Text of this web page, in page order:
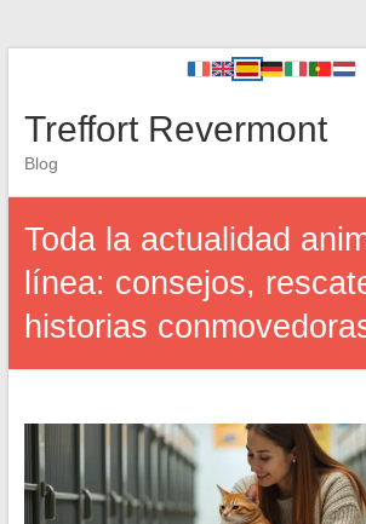
Treffort Revermont
Blog
Toda la actualidad
línea: consejos,
historias